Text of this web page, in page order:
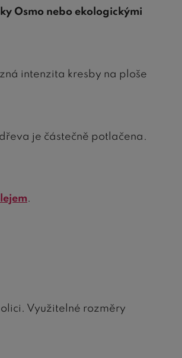
Osmo nebo ekologickými
intenzita kresby na ploše
je částečně potlačena.
.
Využitelné rozměry